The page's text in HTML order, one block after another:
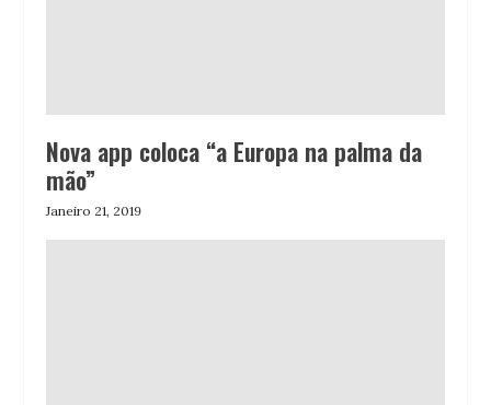
Nova app coloca “a Europa na palma da
mão”
Janeiro 21, 2019